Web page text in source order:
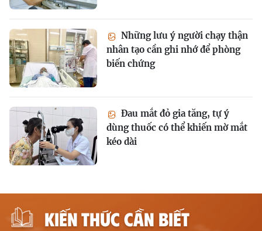
Những lưu ý người chạy thận
nhân tạo cần ghi nhớ để phòng
biến chứng
Đau mắt đỏ gia tăng, tự ý
dùng thuốc có thể khiến mờ mắt
kéo dài
KIẾN THỨC CẦN BIẾT